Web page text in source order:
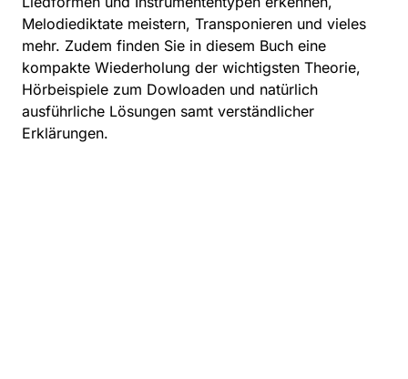
Melodiediktate meistern, Transponieren und vieles
mehr. Zudem finden Sie in diesem Buch eine
kompakte Wiederholung der wichtigsten Theorie,
Hörbeispiele zum Dowloaden und natürlich
ausführliche Lösungen samt verständlicher
Erklärungen.